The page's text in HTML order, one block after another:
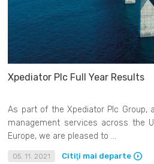
Xpediator Plc Full Year Results
As part of the Xpediator Plc Group,
management services across the
Europe, we are pleased to ...
05. 11. 2021 Citiţi mai departe